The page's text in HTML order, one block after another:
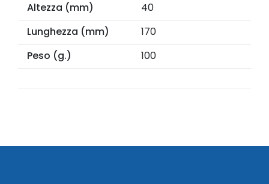
Altezza (mm)
40
Lunghezza (mm)
170
Peso (g.)
100